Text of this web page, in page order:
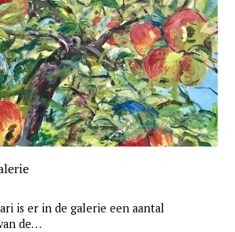
is er in de galerie een aantal
de…